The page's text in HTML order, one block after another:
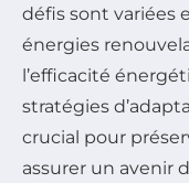
défis sont variées
énergies
l’efficacité
stratégies
crucial pour
assurer un avenir